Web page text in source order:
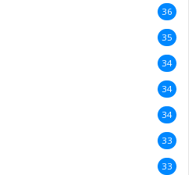
36
35
34
34
34
33
33